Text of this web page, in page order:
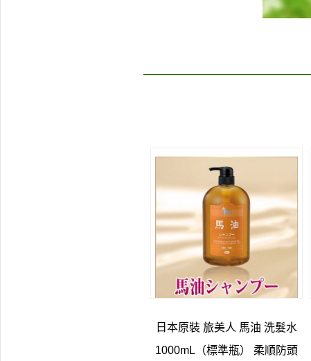
日本原裝 旅美人 馬油 洗髮水
1000mL（標準瓶） 柔順防頭